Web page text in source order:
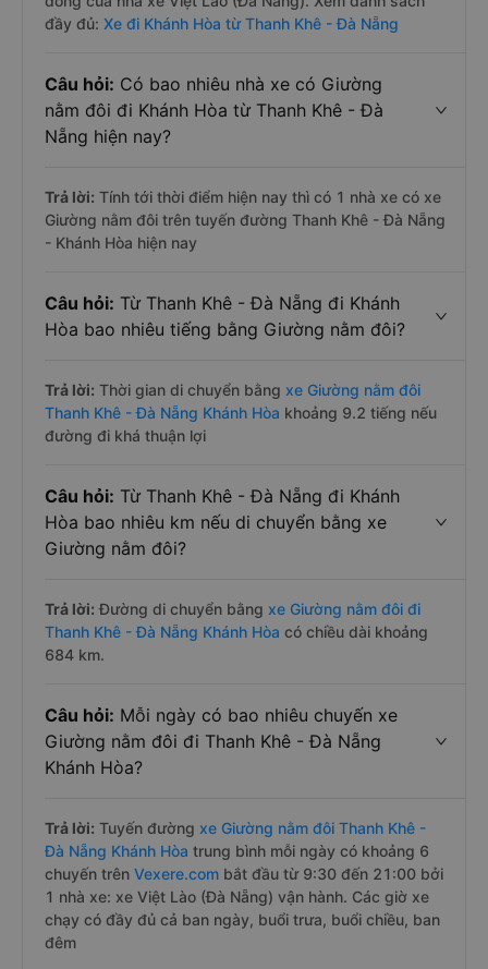
đầy đủ: Xe đi Khánh Hòa từ Thanh Khê - Đà Nẵng
Câu hỏi: Có bao nhiêu nhà xe có Giường
nằm đôi đi Khánh Hòa từ Thanh Khê - Đà
Nẵng hiện nay?
Trả lời: Tính tới thời điểm hiện nay thì có 1 nhà xe có xe
Giường nằm đôi trên tuyến đường Thanh Khê - Đà Nẵng
- Khánh Hòa hiện nay
Câu hỏi: Từ Thanh Khê - Đà Nẵng đi Khánh
Hòa bao nhiêu tiếng bằng Giường nằm đôi?
Trả lời: Thời gian di chuyển bằng xe Giường nằm đôi
Thanh Khê - Đà Nẵng Khánh Hòa khoảng 9.2 tiếng nếu
đường đi khá thuận lợi
Câu hỏi: Từ Thanh Khê - Đà Nẵng đi Khánh
Hòa bao nhiêu km nếu di chuyển bằng xe
Giường nằm đôi?
Trả lời: Đường di chuyển bằng xe Giường nằm đôi đi
Thanh Khê - Đà Nẵng Khánh Hòa có chiều dài khoảng
684 km.
Câu hỏi: Mỗi ngày có bao nhiêu chuyến xe
Giường nằm đôi đi Thanh Khê - Đà Nẵng
Khánh Hòa?
Trả lời: Tuyến đường xe Giường nằm đôi Thanh Khê -
Đà Nẵng Khánh Hòa trung bình mỗi ngày có khoảng 6
chuyến trên Vexere.com bắt đầu từ 9:30 đến 21:00 bởi
1 nhà xe: xe Việt Lào (Đà Nẵng) vận hành. Các giờ xe
chạy có đầy đủ cả ban ngày, buổi trưa, buổi chiều, ban
đêm